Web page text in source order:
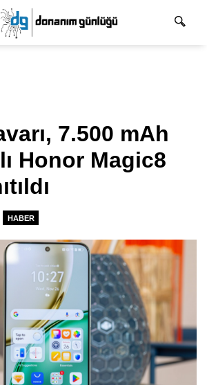
7.500 mAh
Honor Magic8
HABER